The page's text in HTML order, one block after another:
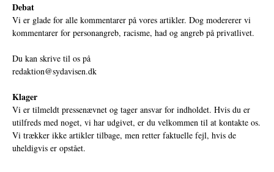
Debat
Vi er glade for alle kommentarer på vores artikler. Dog modererer vi
kommentarer for personangreb, racisme, had og angreb på privatlivet.
Du kan skrive til os på
redaktion@sydavisen.dk
Klager
Vi er tilmeldt pressenævnet og tager ansvar for indholdet. Hvis du er
utilfreds med noget, vi har udgivet, er du velkommen til at kontakte os.
Vi trækker ikke artikler tilbage, men retter faktuelle fejl, hvis de
uheldigvis er opstået.